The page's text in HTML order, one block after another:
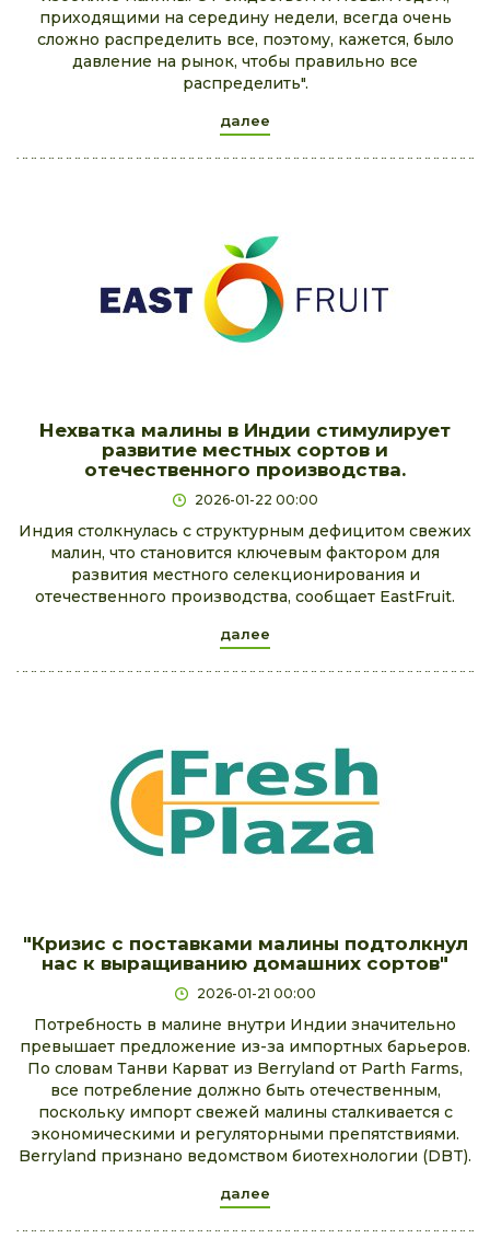
приходящими на середину недели, всегда очень
сложно распределить все, поэтому, кажется, было
давление на рынок, чтобы правильно все
распределить".
далее
Нехватка малины в Индии стимулирует
развитие местных сортов и
отечественного производства.
2026-01-22 00:00
Индия столкнулась с структурным дефицитом свежих
малин, что становится ключевым фактором для
развития местного селекционирования и
отечественного производства, сообщает EastFruit.
далее
"Кризис с поставками малины подтолкнул
нас к выращиванию домашних сортов"
2026-01-21 00:00
Потребность в малине внутри Индии значительно
превышает предложение из-за импортных барьеров.
По словам Танви Карват из Berryland от Parth Farms,
все потребление должно быть отечественным,
поскольку импорт свежей малины сталкивается с
экономическими и регуляторными препятствиями.
Berryland признано ведомством биотехнологии (DBT).
далее